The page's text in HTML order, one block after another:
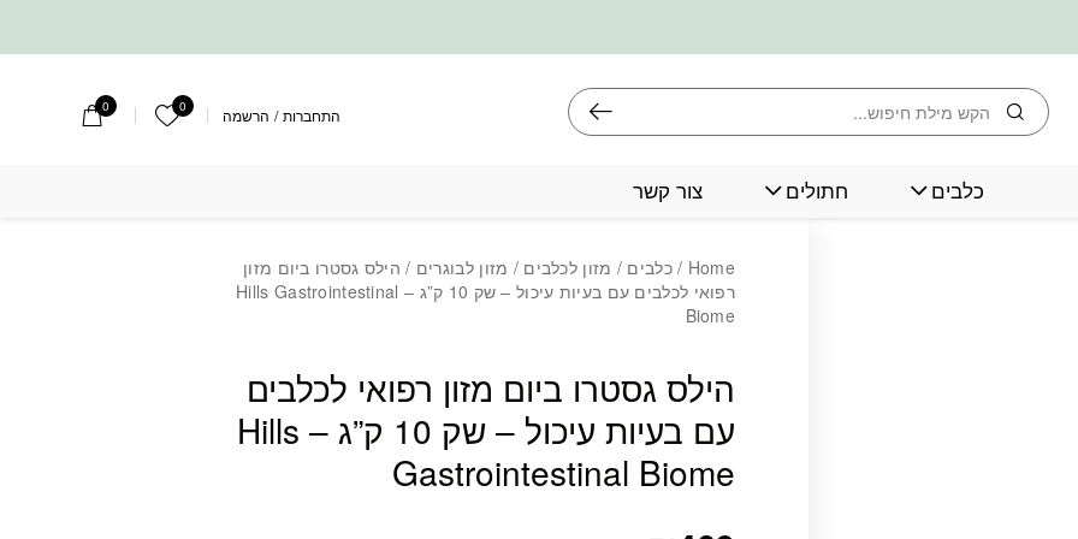
התחברות / הרשמה 0 הרשימה שלי
0 חיפוש
כלבים חתולים צור קשר
Home
/כלבים / מזון לכלבים / מזון לבוגרים / הילס גסטרו ביום מזון
רפואי לכלבים עם בעיות עיכול – שק 10 ק”ג – Hills Gastrointestinal
Biome
הילס גסטרו ביום מזון רפואי לכלבים
עם בעיות עיכול – שק 10 ק”ג – Hills
Gastrointestinal Biome